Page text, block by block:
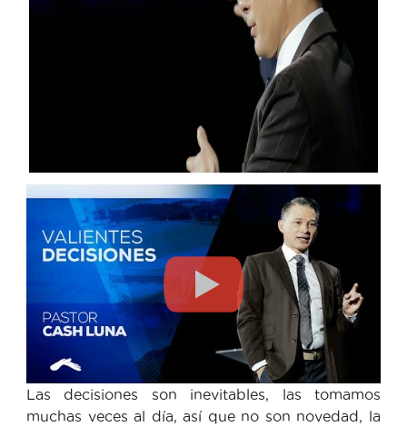
Las decisiones son inevitables, las tomamos
muchas veces al día, así que no son novedad, la